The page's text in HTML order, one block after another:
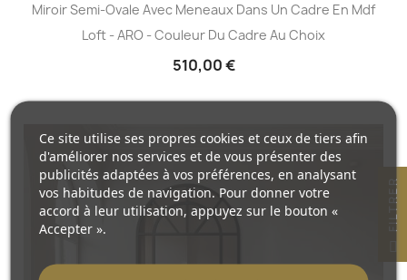
Miroir Semi-Ovale Avec Meneaux Dans Un Cadre En Mdf
Loft - ARO - Couleur Du Cadre Au Choix
510,00 €
Ce site utilise ses propres cookies et ceux de tiers afin
d'améliorer nos services et de vous présenter des
publicités adaptées à vos préférences, en analysant
vos habitudes de navigation. Pour donner votre
accord à leur utilisation, appuyez sur le bouton «
Accepter ».
R